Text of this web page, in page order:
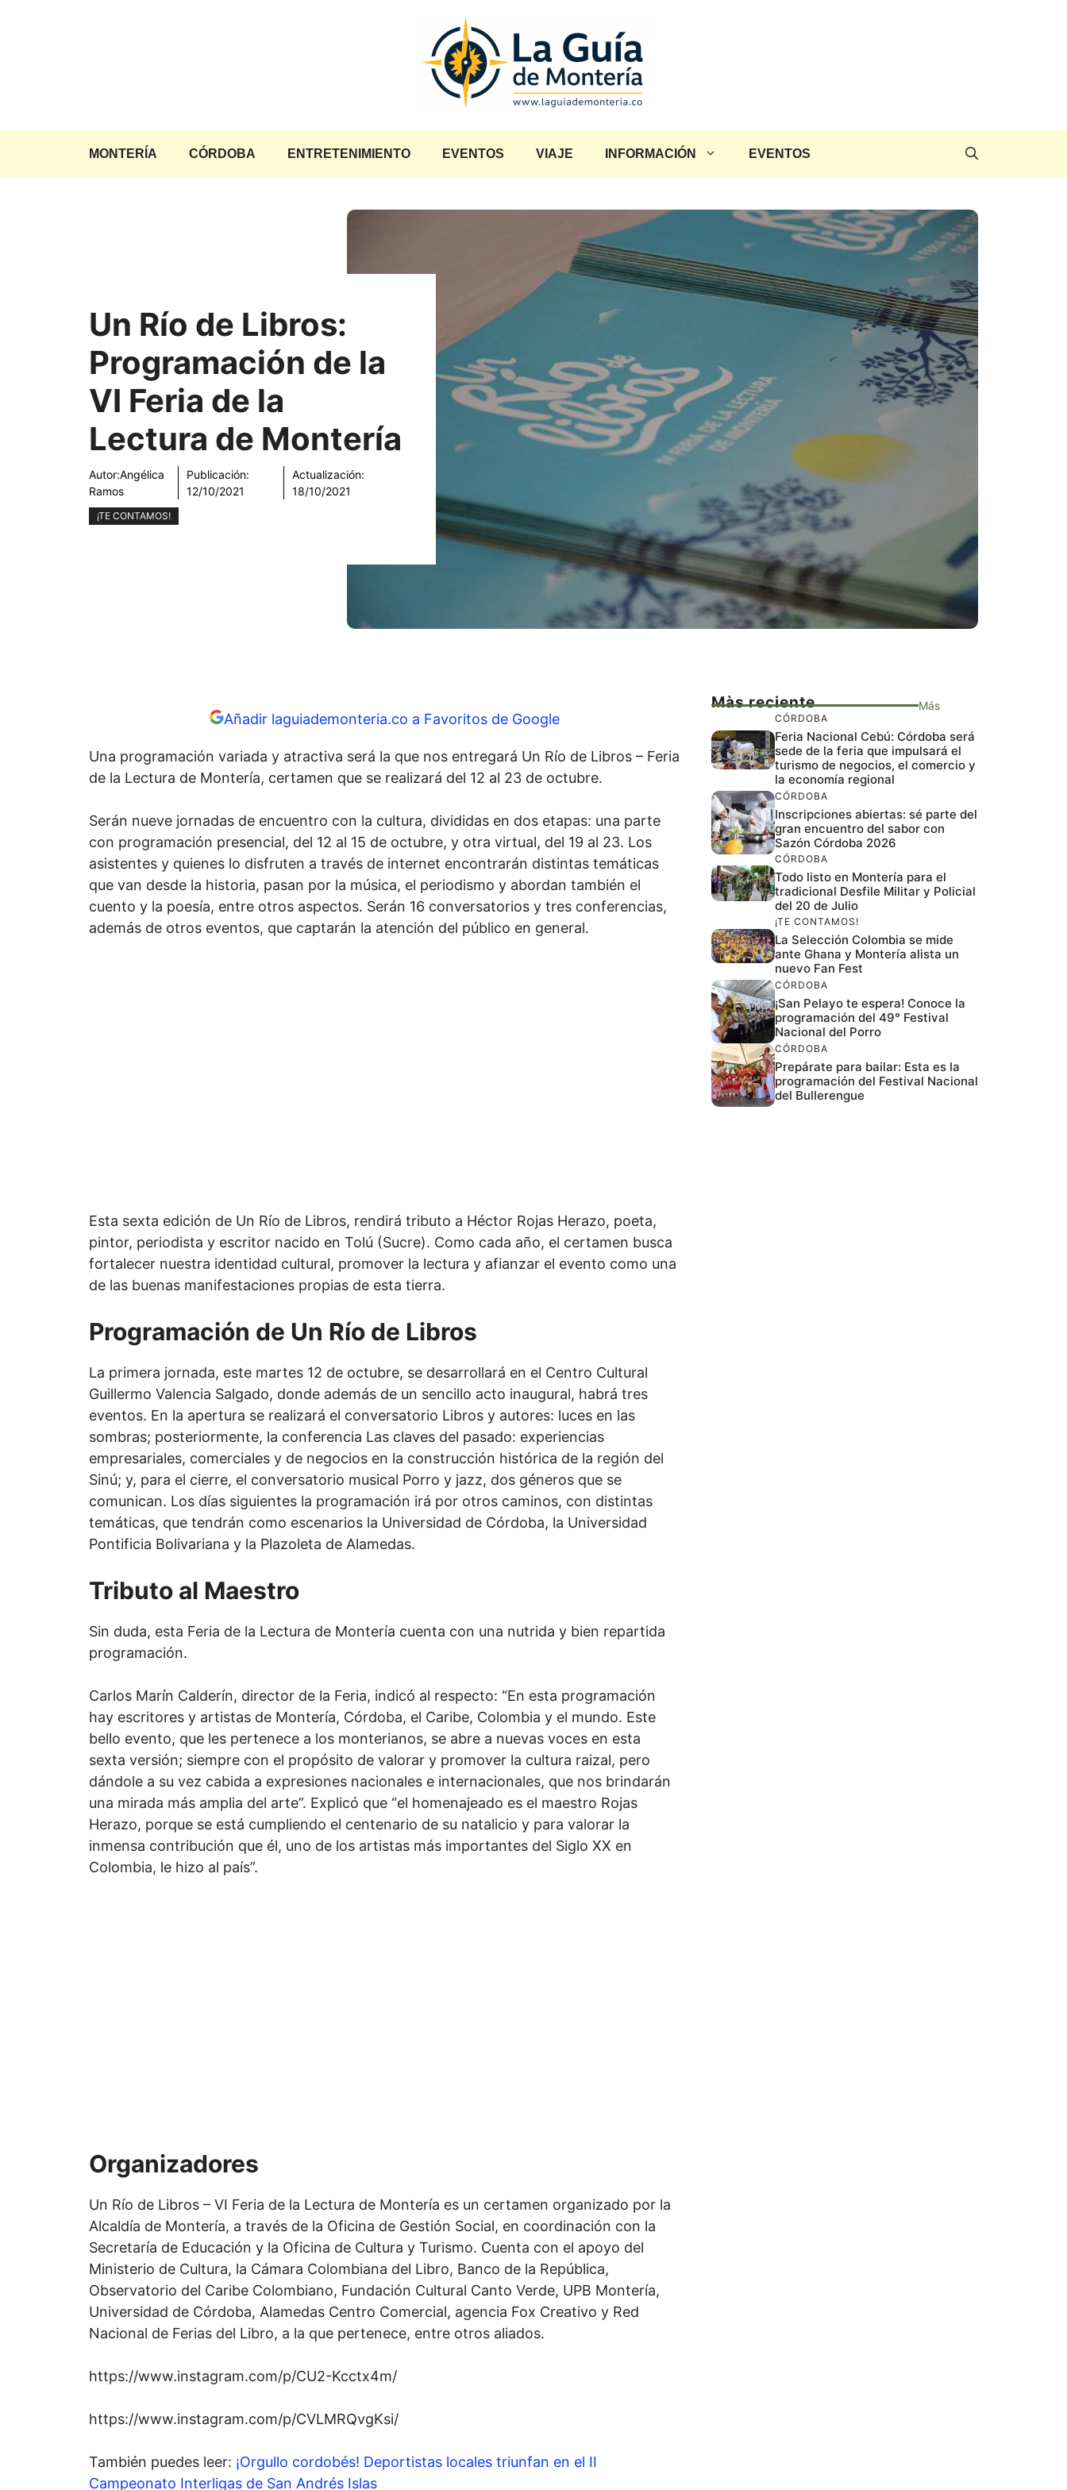
MONTERÍA CÓRDOBA ENTRETENIMIENTO EVENTOS VIAJE INFORMACIÓN EVENTOS
Un Río de Libros:
Programación de la
VI Feria de la
Lectura de Montería
Autor:Angélica
Ramos
Publicación:
12/10/2021
Actualización:
18/10/2021
¡TE CONTAMOS!
Añadir laguiademonteria.co a Favoritos de Google
Una programación variada y atractiva será la que nos entregará Un Río de Libros – Feria
de la Lectura de Montería, certamen que se realizará del 12 al 23 de octubre.
Serán nueve jornadas de encuentro con la cultura, divididas en dos etapas: una parte
con programación presencial, del 12 al 15 de octubre, y otra virtual, del 19 al 23. Los
asistentes y quienes lo disfruten a través de internet encontrarán distintas temáticas
que van desde la historia, pasan por la música, el periodismo y abordan también el
cuento y la poesía, entre otros aspectos. Serán 16 conversatorios y tres conferencias,
además de otros eventos, que captarán la atención del público en general.
Esta sexta edición de Un Río de Libros, rendirá tributo a Héctor Rojas Herazo, poeta,
pintor, periodista y escritor nacido en Tolú (Sucre). Como cada año, el certamen busca
fortalecer nuestra identidad cultural, promover la lectura y afianzar el evento como una
de las buenas manifestaciones propias de esta tierra.
Programación de Un Río de Libros
La primera jornada, este martes 12 de octubre, se desarrollará en el Centro Cultural
Guillermo Valencia Salgado, donde además de un sencillo acto inaugural, habrá tres
eventos. En la apertura se realizará el conversatorio Libros y autores: luces en las
sombras; posteriormente, la conferencia Las claves del pasado: experiencias
empresariales, comerciales y de negocios en la construcción histórica de la región del
Sinú; y, para el cierre, el conversatorio musical Porro y jazz, dos géneros que se
comunican. Los días siguientes la programación irá por otros caminos, con distintas
temáticas, que tendrán como escenarios la Universidad de Córdoba, la Universidad
Pontificia Bolivariana y la Plazoleta de Alamedas.
Tributo al Maestro
Sin duda, esta Feria de la Lectura de Montería cuenta con una nutrida y bien repartida
programación.
Carlos Marín Calderín, director de la Feria, indicó al respecto: “En esta programación
hay escritores y artistas de Montería, Córdoba, el Caribe, Colombia y el mundo. Este
bello evento, que les pertenece a los monterianos, se abre a nuevas voces en esta
sexta versión; siempre con el propósito de valorar y promover la cultura raizal, pero
dándole a su vez cabida a expresiones nacionales e internacionales, que nos brindarán
una mirada más amplia del arte”. Explicó que “el homenajeado es el maestro Rojas
Herazo, porque se está cumpliendo el centenario de su natalicio y para valorar la
inmensa contribución que él, uno de los artistas más importantes del Siglo XX en
Colombia, le hizo al país”.
Organizadores
Un Río de Libros – VI Feria de la Lectura de Montería es un certamen organizado por la
Alcaldía de Montería, a través de la Oficina de Gestión Social, en coordinación con la
Secretaría de Educación y la Oficina de Cultura y Turismo. Cuenta con el apoyo del
Ministerio de Cultura, la Cámara Colombiana del Libro, Banco de la República,
Observatorio del Caribe Colombiano, Fundación Cultural Canto Verde, UPB Montería,
Universidad de Córdoba, Alamedas Centro Comercial, agencia Fox Creativo y Red
Nacional de Ferias del Libro, a la que pertenece, entre otros aliados.
https://www.instagram.com/p/CU2-Kcctx4m/
https://www.instagram.com/p/CVLMRQvgKsi/
También puedes leer: ¡Orgullo cordobés! Deportistas locales triunfan en el II
Campeonato Interligas de San Andrés Islas
Màs reciente Más
CÓRDOBA
Feria Nacional Cebú: Córdoba será
sede de la feria que impulsará el
turismo de negocios, el comercio y
la economía regional
CÓRDOBA
Inscripciones abiertas: sé parte del
gran encuentro del sabor con
Sazón Córdoba 2026
CÓRDOBA
Todo listo en Montería para el
tradicional Desfile Militar y Policial
del 20 de Julio
¡TE CONTAMOS!
La Selección Colombia se mide
ante Ghana y Montería alista un
nuevo Fan Fest
CÓRDOBA
¡San Pelayo te espera! Conoce la
programación del 49° Festival
Nacional del Porro
CÓRDOBA
Prepárate para bailar: Esta es la
programación del Festival Nacional
del Bullerengue